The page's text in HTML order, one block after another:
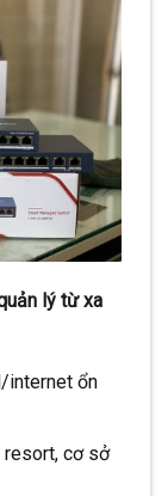
lý từ xa
internet ổn
resort, cơ sở